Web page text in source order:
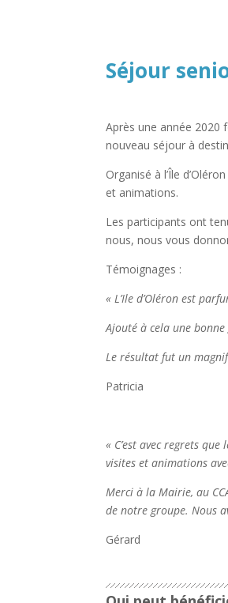
Séjour
Après une année 2020
nouveau séjour à
Organisé à l’Île
et animations.
Les participants ont
nous, nous vous
Témoignages :
« L’Ile d’Oléron est
Ajouté à cela une
Le résultat fut un
Patricia
« C’est avec regrets
visites et animations
Merci à la Mairie, au
de notre groupe. Nous
Gérard